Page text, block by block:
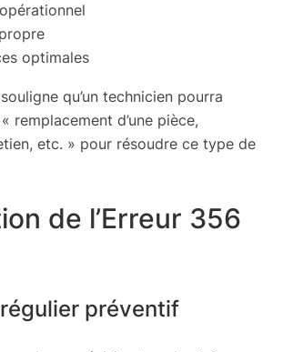
optimales
qu’un technicien pourra
remplacement d’une pièce,
etc. » pour résoudre ce type de
de l’Erreur 356
préventif